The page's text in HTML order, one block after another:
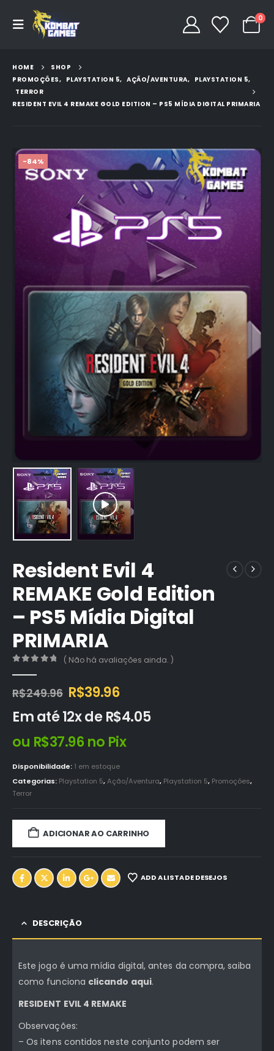
0
HOME
SHOP
PROMOÇÕES, PLAYSTATION 5, AÇÃO/AVENTURA, PLAYSTATION 5,
TERROR
RESIDENT EVIL 4 REMAKE GOLD EDITION – PS5 MÍDIA DIGITAL PRIMARIA
-84%
Resident Evil 4
REMAKE Gold Edition
– PS5 Mídia Digital
PRIMARIA
( Não há avaliações ainda. )
R$249.96 O
original
era:
R$249.96.
R$39.96O
atual
R$39.96.
Em até 12x deR$4.05
ou R$37.96 no Pix
Disponibilidade: 1 em estoque
Categorias: Playstation 5,Ação/Aventura, Playstation 5, Promoções,
Terror
ADICIONAR AO CARRINHO
ADD A LISTA DE DESEJOS
DESCRIÇÃO
Este jogo é uma mídia digital, antes da compra, saiba
como funciona clicando aqui.
RESIDENT EVIL 4 REMAKE
Observações:
– Os itens contidos neste conjunto podem ser